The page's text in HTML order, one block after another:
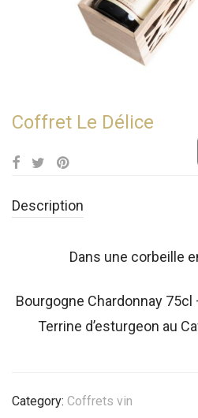
Coffret Le Délice
Description
Dans une corbeille
Bourgogne Chardonnay 75cl
Terrine d’esturgeon au
Category: Coffrets vin